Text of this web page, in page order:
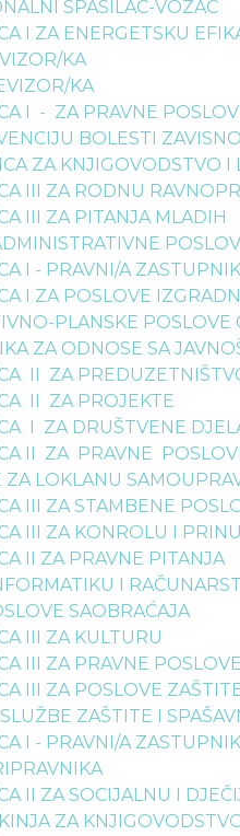
SPASILAC-VOZAČ
I ZA ENERGETSKU
KA
KA
I - ZA PRAVNE
BOLESTI
ZA KNJIGOVODSTVO I
III ZA RODNU
III ZA PITANJA MLADIH
I - PRAVNI/A
I ZA POSLOVE
PLANSKE
ZA ODNOSE SA
II ZA
II ZA PROJEKTE
I ZA DRUŠTVENE
II ZA PRAVNE
LOKLANU
III ZA STAMBENE
III ZA KONROLU I
II ZA PRAVNE PITANJA
I
SAOBRAĆAJA
III ZA KULTURU
III ZA PRAVNE POSLOVE
III ZA POSLOVE
ZAŠTITE I
I - PRAVNI/A
II ZA SOCIJALNU I
ZA